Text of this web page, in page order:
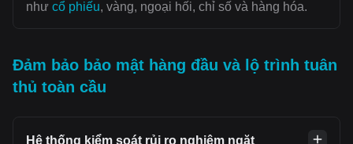
như cổ phiếu, vàng, ngoại hối, chỉ số và hàng hóa.
Đảm bảo bảo mật hàng đầu và lộ trình tuân
thủ toàn cầu
Hệ thống kiểm soát rủi ro nghiêm ngặt